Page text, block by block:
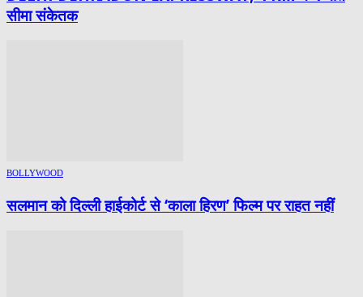
सीमा संकेतक
BOLLYWOOD
सलमान को दिल्ली हाईकोर्ट से ‘काला हिरण’ फिल्म पर राहत नहीं